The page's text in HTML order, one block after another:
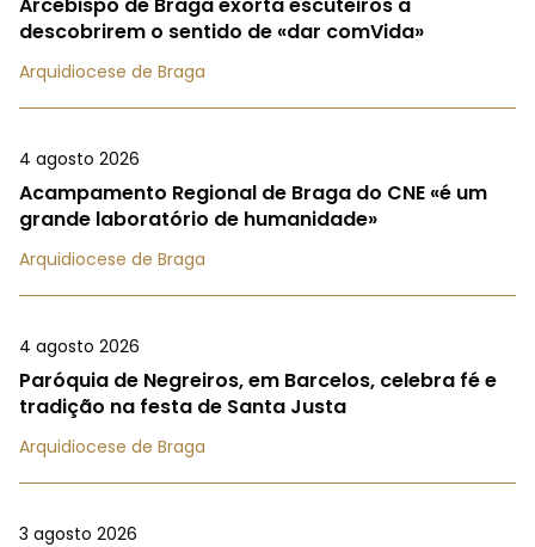
descobrirem o sentido de «dar comVida»
Arquidiocese de Braga
4 agosto 2026
Acampamento Regional de Braga do CNE «é um
grande laboratório de humanidade»
Arquidiocese de Braga
4 agosto 2026
Paróquia de Negreiros, em Barcelos, celebra fé e
tradição na festa de Santa Justa
Arquidiocese de Braga
3 agosto 2026